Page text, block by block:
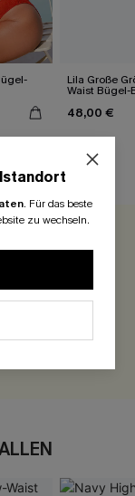
Lila Große
Waist Bügel-
48,00 €
. Für das beste
zu wechseln.